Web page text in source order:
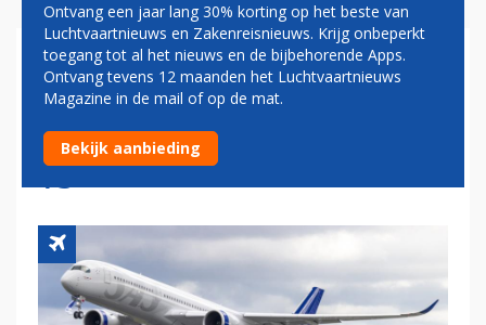
PILOTEN SAS STAKEN,
DIRECTIE VRAAGT IN REACTIE
‘FAILLISSEMENT’ AAN IN DE
VS
Ontvang een jaar lang 30% korting op het beste van
Luchtvaartnieuws en Zakenreisnieuws. Krijg onbeperkt
toegang tot al het nieuws en de bijbehorende Apps.
Ontvang tevens 12 maanden het Luchtvaartnieuws
Magazine in de mail of op de mat.
Bekijk aanbieding